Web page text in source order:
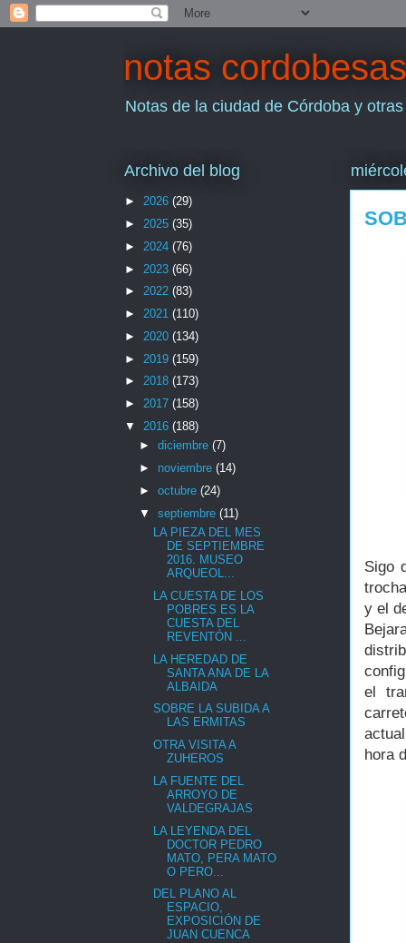
notas cordobesas
Notas de la ciudad de Córdoba y
Sigo
y el
el
hora
Archivo del blog
► 2026 (29)
► 2025 (35)
► 2024 (76)
► 2023 (66)
► 2022 (83)
► 2021 (110)
► 2020 (134)
► 2019 (159)
► 2018 (173)
► 2017 (158)
▼ 2016 (188)
► diciembre (7)
► noviembre (14)
► octubre (24)
▼ septiembre (11)
LA PIEZA DEL MES
DE SEPTIEMBRE
2016. MUSEO
ARQUEOL...
LA CUESTA DE LOS
POBRES ES LA
CUESTA DEL
REVENTÓN ...
LA HEREDAD DE
SANTA ANA DE LA
ALBAIDA
SOBRE LA SUBIDA A
LAS ERMITAS
OTRA VISITA A
ZUHEROS
LA FUENTE DEL
ARROYO DE
VALDEGRAJAS
LA LEYENDA DEL
DOCTOR PEDRO
MATO, PERA MATO
O PERO...
DEL PLANO AL
ESPACIO,
EXPOSICIÓN DE
JUAN CUENCA